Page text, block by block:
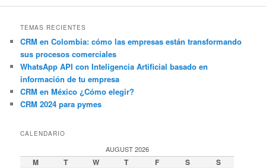
TEMAS RECIENTES
CRM en Colombia: cómo las empresas están transformando
sus procesos comerciales
WhatsApp API con Inteligencia Artificial basado en
información de tu empresa
CRM en México ¿Cómo elegir?
CRM 2024 para pymes
CALENDARIO
AUGUST 2026
M T W T F S S